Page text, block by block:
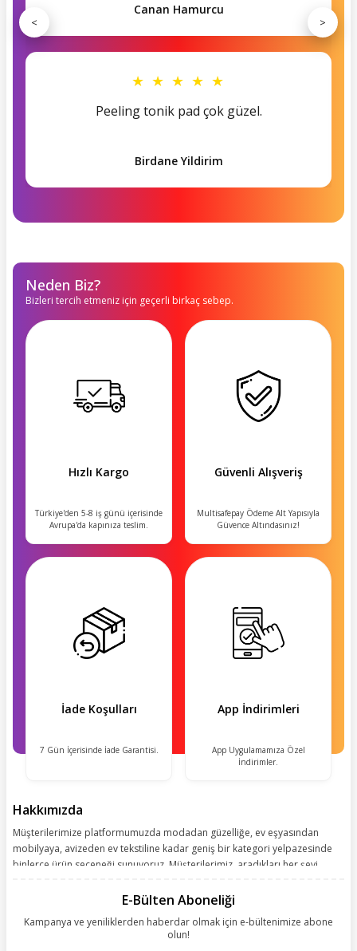
Canan Hamurcu
★ ★ ★ ★ ★
Peeling tonik pad çok güzel.
Birdane Yildirim
< >
Neden Biz?
Bizleri tercih etmeniz için geçerli birkaç sebep.
Hızlı Kargo
Türkiye'den 5-8 iş günü içerisinde
Avrupa'da kapınıza teslim.
Güvenli Alışveriş
Multisafepay Ödeme Alt Yapısıyla
Güvence Altındasınız!
İade Koşulları
7 Gün İçerisinde İade Garantisi.
App İndirimleri
App Uygulamamıza Özel
İndirimler.
Hakkımızda
Müşterilerimize platformumuzda modadan güzelliğe, ev eşyasından
mobilyaya, avizeden ev tekstiline kadar geniş bir kategori yelpazesinde
binlerce ürün seçeneği sunuyoruz. Müşterilerimiz, aradıkları her şeyi
kolay, kusursuz ve keyifli bir alışveriş yolculuğu sunarken deneyiminize
E-Bülten Aboneliği
Kampanya ve yeniliklerden haberdar olmak için e-bültenimize abone
olun!